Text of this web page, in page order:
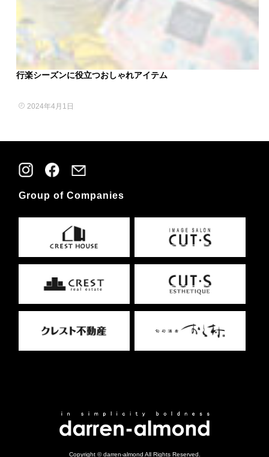
行楽シーズンに役立つおしゃれアイテム
2024年4月1日
Group of Companies
Copyright © darren-almond All Rights Reserved.